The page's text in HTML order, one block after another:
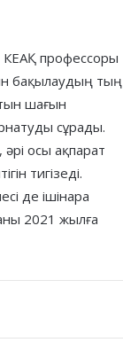
КЕАҚ профессоры
бақылаудың тың
шағын
сұрады.
осы ақпарат
тигізеді.
де ішінара
2021 жылға